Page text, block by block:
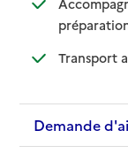
Transport
Demande